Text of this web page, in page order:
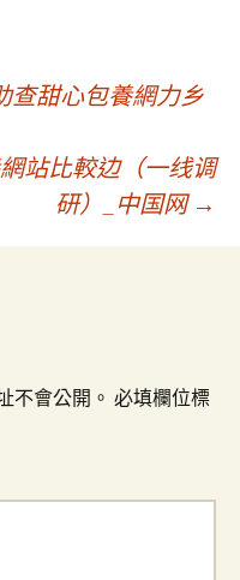
查甜心包養網力乡
站比較边（一线调
研）_中国网 →
不會公開。 必填欄位標